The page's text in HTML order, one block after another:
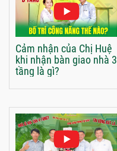
Cảm nhận của Chị Huệ
khi nhận bàn giao nhà 3
tầng là gì?